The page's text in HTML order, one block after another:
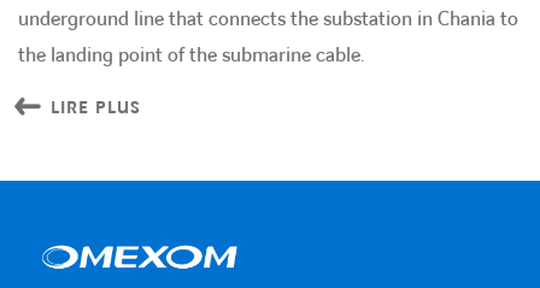
underground line that connects the substation in Chania to
the landing point of the submarine cable.
LIRE PLUS